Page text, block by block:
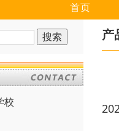
首页
校
产